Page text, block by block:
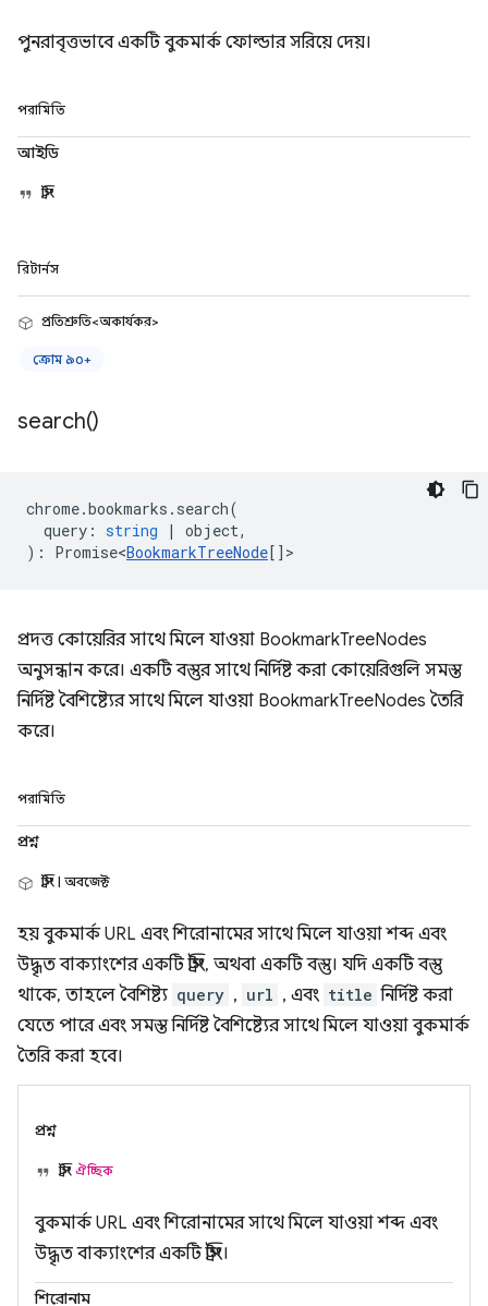
পুনরাবৃত্তভাবে একটি বুকমার্ক ফোল্ডার সরিয়ে দেয়।
পরামিতি
আইডি
স্ট্রিং
রিটার্নস
প্রতিশ্রুতি<অকার্যকর>
ক্রোম ৯০+
search()
chrome.bookmarks . search(
query : string | object,
) : Promise<BookmarkTreeNode [] >
প্রদত্ত কোয়েরির সাথে মিলে যাওয়া BookmarkTreeNodes
অনুসন্ধান করে। একটি বস্তুর সাথে নির্দিষ্ট করা কোয়েরিগুলি সমস্ত
নির্দিষ্ট বৈশিষ্ট্যের সাথে মিলে যাওয়া BookmarkTreeNodes তৈরি
করে।
পরামিতি
প্রশ্ন
স্ট্রিং | অবজেক্ট
হয় বুকমার্ক URL এবং শিরোনামের সাথে মিলে যাওয়া শব্দ এবং
উদ্ধৃত বাক্যাংশের একটি স্ট্রিং, অথবা একটি বস্তু। যদি একটি বস্তু
থাকে, তাহলে বৈশিষ্ট্য query , url , এবং title নির্দিষ্ট করা
যেতে পারে এবং সমস্ত নির্দিষ্ট বৈশিষ্ট্যের সাথে মিলে যাওয়া বুকমার্ক
তৈরি করা হবে।
প্রশ্ন
স্ট্রিং ঐচ্ছিক
বুকমার্ক URL এবং শিরোনামের সাথে মিলে যাওয়া শব্দ এবং
উদ্ধৃত বাক্যাংশের একটি স্ট্রিং।
শিরোনাম